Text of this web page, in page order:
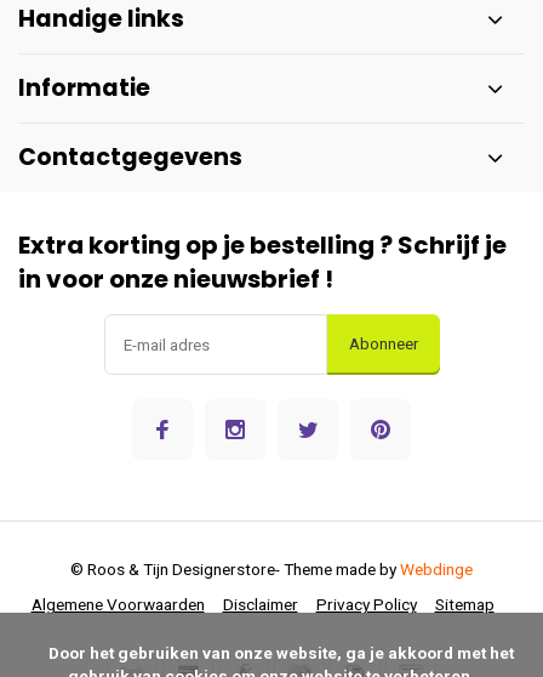
Handige links
Informatie
Contactgegevens
Extra korting op je bestelling ? Schrijf je
in voor onze nieuwsbrief !
Abonneer
Algemene Voorwaarden Disclaimer Privacy Policy Sitemap
© Roos & Tijn Designerstore- Theme made byWebdinge